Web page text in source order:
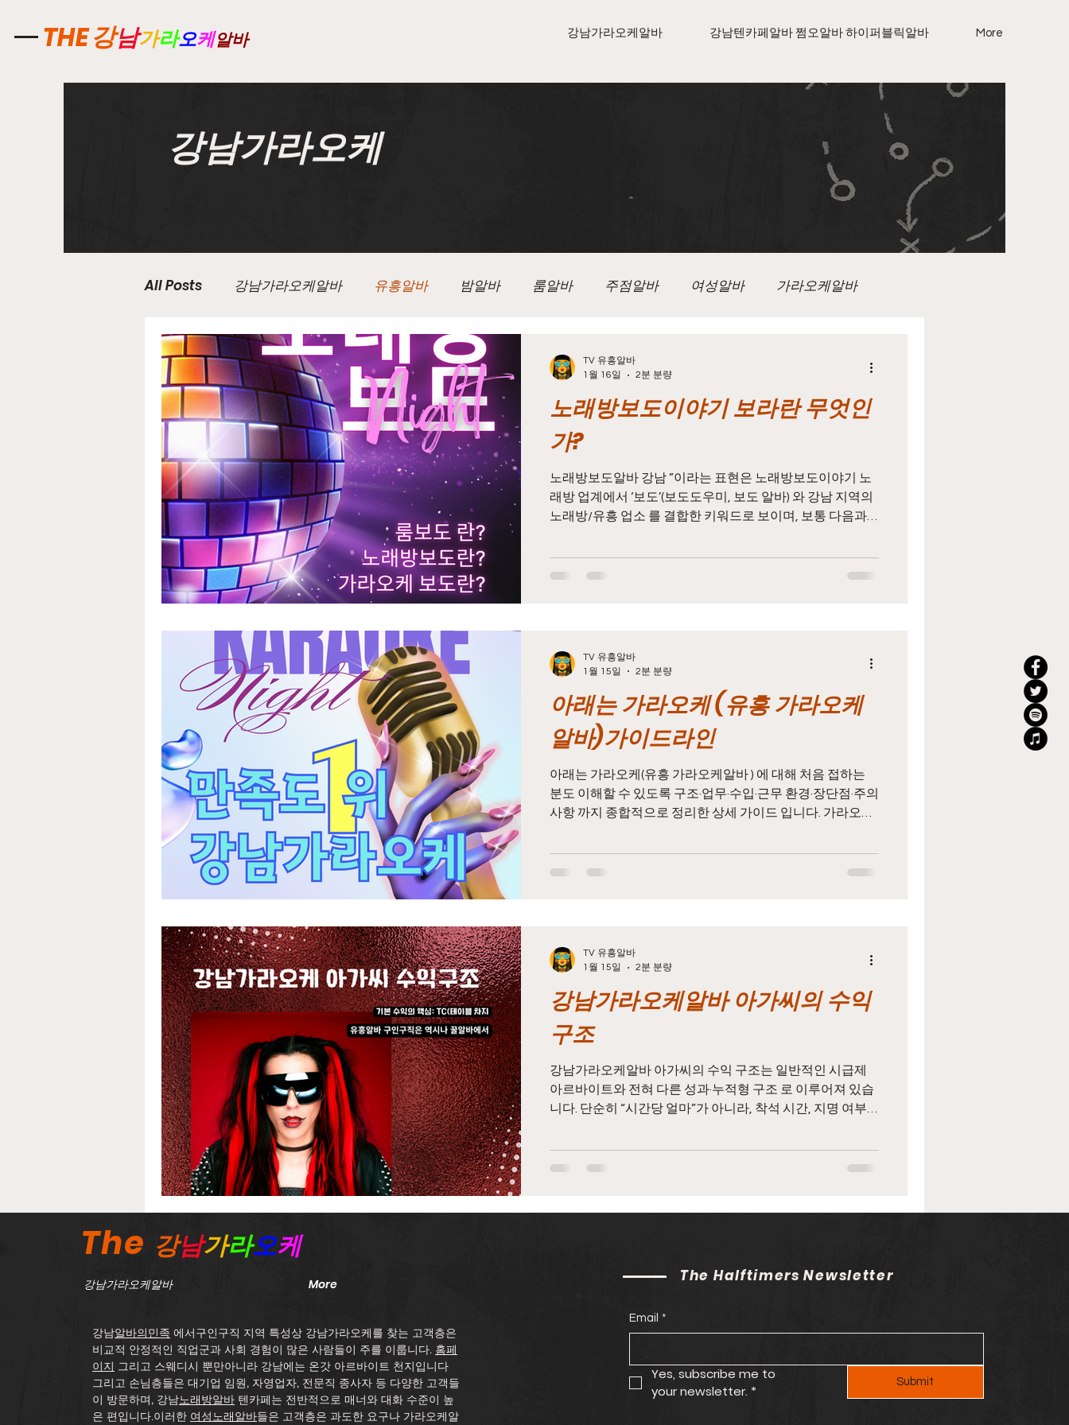
강남가라오케알바
THE 강남가라오케알바 강남텐카페알바 쩜오알바 하이퍼블릭알바 More
강남가라오케
All Posts 강남가라오케알바 유흥알바 밤알바 룸알바 주점알바 여성알바 가라오케알바
유흥업소알바 노래주점알바 텐카페알바
노래방보도이야기 강서구마사지알바 마사지알바 마사지구인 태국마사지 태국마사지알바
태국마사지구인 스웨디시알바 스웨디시구인 스웨디시 스웨디시마사지 농업주휴수당
농사주휴수당 농촌주휴수당 농업알바주휴수당
노래방보도이야기 보라란 무엇인
가?
노래방보도알바 강남 ”이라는 표현은 노래방보도이야기 노
래방 업계에서 ‘보도’(보도도우미, 보도 알바) 와 강남 지역의
노래방/유흥 업소 를 결합한 키워드로 보이며, 보통 다음과
어로, 노래방 등 유흥 업소에 손님과 함께 따라 다니며 서비
함께 하는 역할 이 많고,일부 업소에서는 합법적인 노래방이
아닌 유흥주점 형태 로 운영되기도 합니다. 📌 중요: 이런 형
태의 서비스는 법적으로는 구분된 업종 (유흥주점 또는 단란
주점)이며,표면적으로는 노래방으로 보이지만 사실상 성매
매 등 불법 요소가 개입될 수 있어 법적·안전 문제가 큽니다.
📌 2. 강남의 노래방
TV 유흥알바
1월 16일
2분 분량
아래는 가라오케 (유흥 가라오케
알바)가이드라인
아래는 가라오케(유흥 가라오케알바 ) 에 대해 처음 접하는
분도 이해할 수 있도록 구조·업무·수입·근무 환경·장단점·주의
사항 까지 종합적으로 정리한 상세 가이드 입니다. 가라오케
리 룸(Room) 형태의 접객 업소 로, 손님이 술과 안주를 주문
하고 노래를 부르며 시간을 보내는 공간입니다. 아가씨(호스
주요 업무 내용 가라오케에서의 핵심 업무는 다음과 같습니
다. 손님 응대 및 기본 매너 유지 대화 리드, 분위기 관리 노래
셉트에 따라 차이는 있지만, 무리한 스킨십이나 불법 행위는
요구되지 않는 곳이 일반적 입니다. 중요한 것은 외모보다도
대화 능력, 공감,
TV 유흥알바
1월 15일
2분 분량
강남가라오케알바 아가씨의 수익
구조
강남가라오케알바 아가씨의 수익 구조는 일반적인 시급제
아르바이트와 전혀 다른 성과·누적형 구조 로 이루어져 있습
니다. 단순히 “시간당 얼마”가 아니라, 착석 시간, 지명 여부,
씨 수익 구조를 실제 흐름에 맞게 자세히 설명드리겠습니다.
본 수입이 됩니다. 업소·개인 조건에 따라 TC 단가는 다르며,
용 이 TC가 하루 동안 누적되면서 기본 일수입이 형성됩니
TV 유흥알바
1월 15일
2분 분량
The 강남가라오케
강남가라오케알바 More
강남알바의민족 에서구인구직 지역 특성상 강남가라오케를 찾는 고객층은
비교적 안정적인 직업군과 사회 경험이 많은 사람들이 주를 이룹니다. 홈페
이지 그리고 스웨디시 뿐만아니라 강남에는 온갓 아르바이트 천지입니다
그리고 손님층들은 대기업 임원, 자영업자, 전문직 종사자 등 다양한 고객들
이 방문하며, 강남노래방알바 텐카페는 전반적으로 매너와 대화 수준이 높
은 편입니다.이러한 여성노래알바들은 고객층은 과도한 요구나 가라오케알
The Halftimers Newsletter
Email *
Yes, subscribe me to
your newsletter. *
Submit